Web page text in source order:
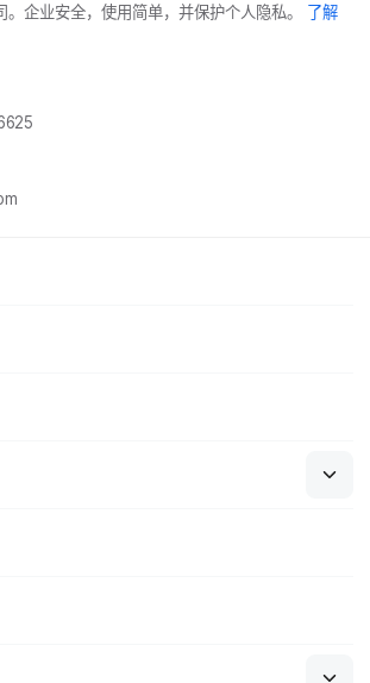
企业​安全，​使用​简单，​并​保护​个​人​隐私。
了解